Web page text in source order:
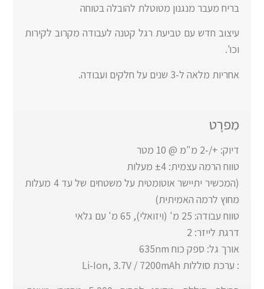
בריח מעבר מנגנון מטוטלת להובלה בטוחה
עיצוב חדש עם טביעת רגל קטנה לעבודה מקרוב לקירות
וכו'.
אחריות מלאה ל-3 שנים על חלקים ועבודה.
מִפרָט
דיוק: +/-2 מ"מ @ 10 מטר
טווח הרמה עצמית: ±4 מעלות
(המכשיר יתיישר אוטומטית על משטחים של עד 4 מעלות
מחוץ לרמה האמיתית)
טווח עבודה: 25 מ' (ויזואלי), 65 מ' עם גלאי
דרגת לייזר: 2
אורך גל: ספק כוח 635nm
: ערכת סוללות Li-Ion, 3.7V / 7200mAh